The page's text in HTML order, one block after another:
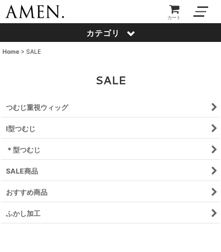
カート
カテゴリ
Home > SALE
SALE
つむじ重視ウィッグ
I型つむじ
＊型つむじ
SALE商品
おすすめ商品
ふかし加工